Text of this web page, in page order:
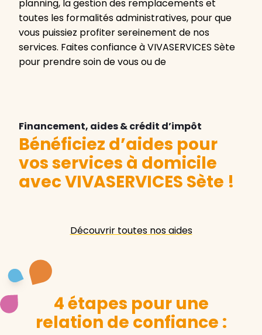
planning, la gestion des remplacements et
toutes les formalités administratives, pour que
vous puissiez profiter sereinement de nos
services. Faites confiance à VIVASERVICES Sète
pour prendre soin de vous ou de
Financement, aides & crédit d’impôt
Bénéficiez d’aides pour
vos services à domicile
avec VIVASERVICES Sète !
Découvrir toutes nos aides
4 étapes pour une
relation de confiance :